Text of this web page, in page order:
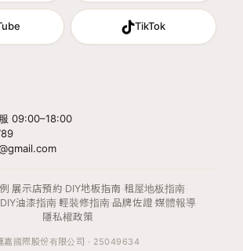
TikTok
09:00–18:00
·展示店預約·DIY地板指南 ·租屋地板指南·
DIY油漆指南·輕裝修指南·品牌佐證·媒體報導·
隱私權政策
嘉國際股份有限公司 · 25049634